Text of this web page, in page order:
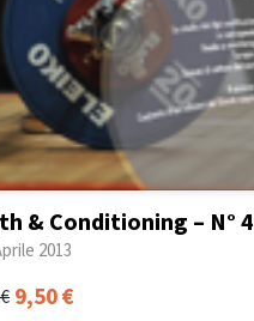
& Conditioning – N° 4
2013
€ 9,50€